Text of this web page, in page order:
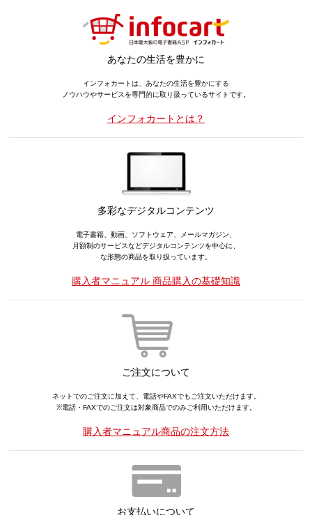
あなたの生活を豊かに
インフォカートは、あなたの生活を豊かにする
ノウハウやサービスを専門的に取り扱っているサイトです。
インフォカートとは？
多彩なデジタルコンテンツ
電子書籍、動画、ソフトウェア、メールマガジン、
月額制のサービスなどデジタルコンテンツを中心に、
な形態の商品を取り扱っています。
購入者マニュアル 商品購入の基礎知識
ご注文について
ネットでのご注文に加えて、電話やFAXでもご注文いただけます。
※電話・FAXでのご注文は対象商品でのみご利用いただけます。
購入者マニュアル商品の注文方法
お支払いについて